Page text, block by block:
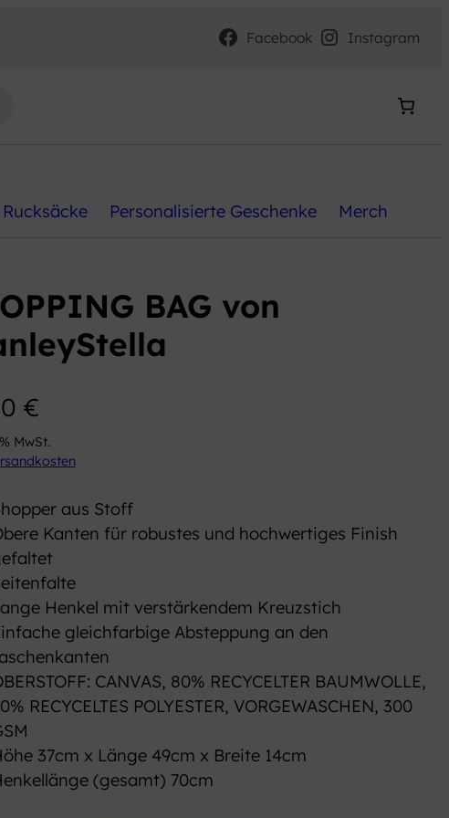
Facebook Instagram
Personalisierte Geschenke Merch
BAG von
€
MwSt.
aus Stoff
Kanten für robustes und hochwertiges Finish
Henkel mit verstärkendem Kreuzstich
gleichfarbige Absteppung an den
CANVAS, 80% RECYCELTER BAUMWOLLE,
RECYCELTES POLYESTER, VORGEWASCHEN, 300
37cm x Länge 49cm x Breite 14cm
(gesamt) 70cm